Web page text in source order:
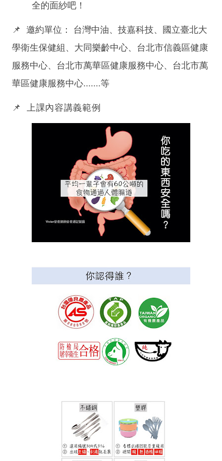
全的面紗吧！
📌 邀約單位：
台灣中油、技嘉科技、國立臺北大
學衛生保健組、 大同 樂齡中心、台北市信義區健康
服務中心、台北市萬華區健康服務中心、台北市萬
華區健康服務中心.......等
📌 上課內容講義範例